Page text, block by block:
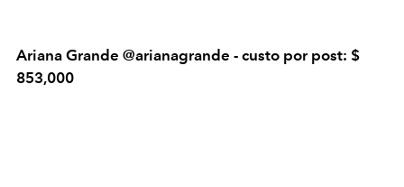
Ariana Grande @arianagrande - custo por post: $
853,000